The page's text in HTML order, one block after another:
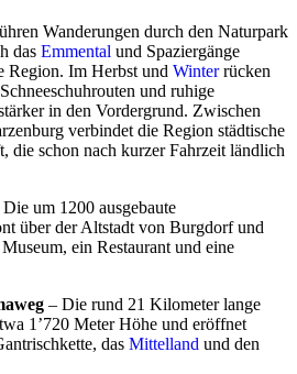
Wanderungen durch den Naturpark
das Emmental und Spaziergänge
Region. Im Herbst und Winterrücken
und ruhige
in den Vordergrund. Zwischen
verbindet die Region städtische
die schon nach kurzer Fahrzeit ländlich
um 1200 ausgebaute
über der Altstadt von Burgdorf und
ein Restaurant und eine
– Die rund 21 Kilometer lange
1’720 Meter Höhe und eröffnet
das Mittelland und den